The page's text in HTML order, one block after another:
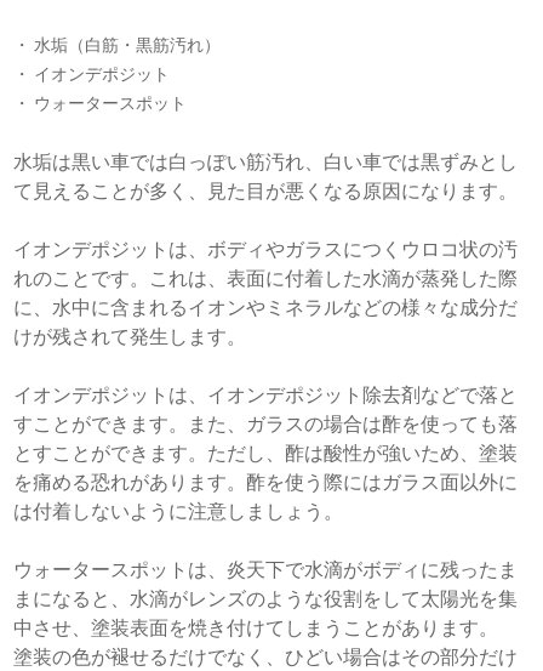
水垢（白筋・黒筋汚れ）
イオンデポジット
ウォータースポット
水垢は黒い車では白っぽい筋汚れ、白い車では黒ずみとし
て見えることが多く、見た目が悪くなる原因になります。
イオンデポジットは、ボディやガラスにつくウロコ状の汚
れのことです。これは、表面に付着した水滴が蒸発した際
に、水中に含まれるイオンやミネラルなどの様々な成分だ
けが残されて発生します。
イオンデポジットは、イオンデポジット除去剤などで落と
すことができます。また、ガラスの場合は酢を使っても落
とすことができます。ただし、酢は酸性が強いため、塗装
を痛める恐れがあります。酢を使う際にはガラス面以外に
は付着しないように注意しましょう。
ウォータースポットは、炎天下で水滴がボディに残ったま
まになると、水滴がレンズのような役割をして太陽光を集
中させ、塗装表面を焼き付けてしまうことがあります。
塗装の色が褪せるだけでなく、ひどい場合はその部分だけ